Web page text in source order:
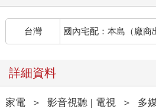
台灣 國內宅配：本島（廠商
詳細資料
家電 ＞ 影音視聽 | 電視 ＞
多